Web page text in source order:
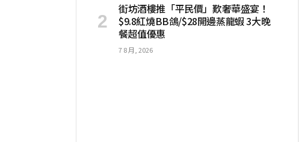
街坊酒樓推「平民價」歎奢華盛宴！
$9.8紅燒BB鴿/$28開邊蒸龍蝦 3大晚
餐超值優惠
7 8 月, 2026